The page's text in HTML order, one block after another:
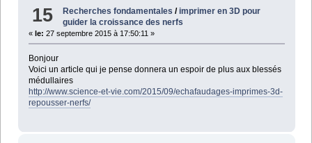
15 Recherches fondamentales / imprimer en 3D pour
guider la croissance des nerfs
« le: 27 septembre 2015 à 17:50:11 »
Bonjour
Voici un article qui je pense donnera un espoir de plus aux blessés
médullaires
http://www.science-et-vie.com/2015/09/echafaudages-imprimes-3d-
repousser-nerfs/